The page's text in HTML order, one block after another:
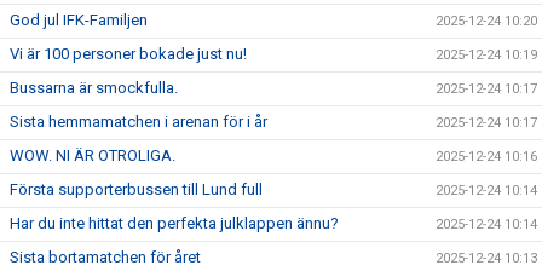
God jul IFK-Familjen 2025-12-24 10:20
Vi är 100 personer bokade just nu! 2025-12-24 10:19
Bussarna är smockfulla. 2025-12-24 10:17
Sista hemmamatchen i arenan för i år 2025-12-24 10:17
WOW. NI ÄR OTROLIGA. 2025-12-24 10:16
Första supporterbussen till Lund full 2025-12-24 10:14
Har du inte hittat den perfekta julklappen ännu? 2025-12-24 10:14
Sista bortamatchen för året 2025-12-24 10:13